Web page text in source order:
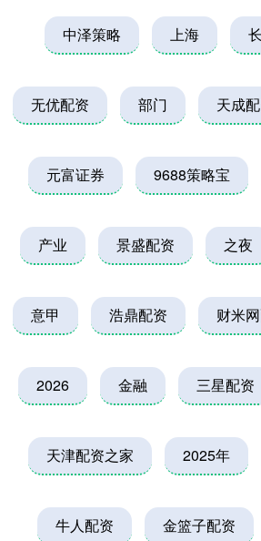
中泽策略 上海
无优配资 部门 天成
元富证券 9688策略宝
产业 景盛配资 之夜
意甲 浩鼎配资 财米
2026 金融 三星配资
天津配资之家 2025年
牛人配资 金篮子配资